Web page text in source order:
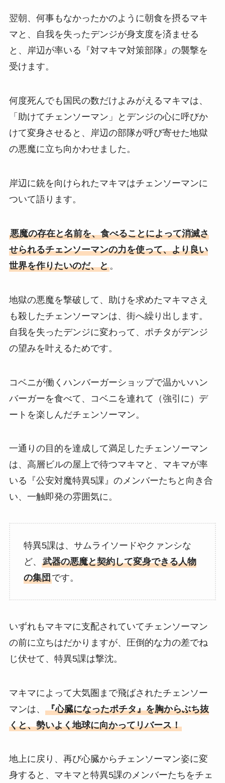
翌朝、何事もなかったかのように朝食を摂るマキ
マと、自我を失ったデンジが身支度を済ませる
と、岸辺が率いる『対マキマ対策部隊』の襲撃を
受けます。
何度死んでも国民の数だけよみがえるマキマは、
「助けてチェンソーマン」とデンジの心に呼びか
けて変身させると、岸辺の部隊が呼び寄せた地獄
の悪魔に立ち向かわせました。
岸辺に銃を向けられたマキマはチェンソーマンに
ついて語ります。
悪魔の存在と名前を、食べることによって消滅さ
せられるチェンソーマンの力を使って、より良い
世界を作りたいのだ、と。
地獄の悪魔を撃破して、助けを求めたマキマさえ
も殺したチェンソーマンは、街へ繰り出します。
自我を失ったデンジに変わって、ポチタがデンジ
の望みを叶えるためです。
コベニが働くハンバーガーショップで温かいハン
バーガーを食べて、コベニを連れて（強引に）デ
ートを楽しんだチェンソーマン。
一通りの目的を達成して満足したチェンソーマン
は、高層ビルの屋上で待つマキマと、マキマが率
いる『公安対魔特異5課』のメンバーたちと向き合
い、一触即発の雰囲気に。
特異5課は、サムライソードやクァンシな
ど、 武器の悪魔と契約して変身できる人物
の集団です。
いずれもマキマに支配されていてチェンソーマン
の前に立ちはだかりますが、圧倒的な力の差でね
じ伏せて、特異5課は撃沈。
マキマによって大気圏まで飛ばされたチェンソー
マンは、 『心臓になったポチタ』を胸からぶち抜
くと、勢いよく地球に向かってリバース！
地上に戻り、再び心臓からチェンソーマン姿に変
身すると、マキマと特異5課のメンバーたちをチェ